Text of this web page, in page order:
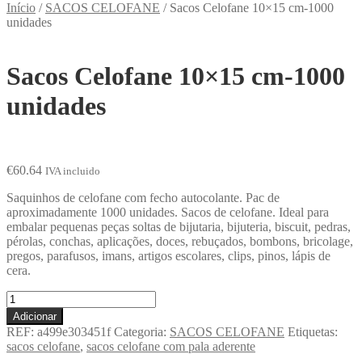
Início / SACOS CELOFANE / Sacos Celofane 10×15 cm-1000
unidades
Sacos Celofane 10×15 cm-1000
unidades
€60.64 IVA incluido
Saquinhos de celofane com fecho autocolante. Pac de
aproximadamente 1000 unidades. Sacos de celofane. Ideal para
embalar pequenas peças soltas de bijutaria, bijuteria, biscuit, pedras,
pérolas, conchas, aplicações, doces, rebuçados, bombons, bricolage,
pregos, parafusos, imans, artigos escolares, clips, pinos, lápis de
cera.
Adicionar
REF: a499e303451f Categoria: SACOS CELOFANE Etiquetas:
sacos celofane, sacos celofane com pala aderente